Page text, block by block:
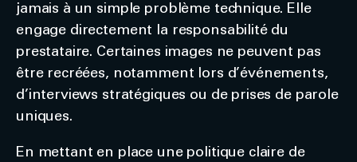
jamais à un simple problème technique. Elle
engage directement la responsabilité du
prestataire. Certaines images ne peuvent pas
être recréées, notamment lors d’événements,
d’interviews stratégiques ou de prises de parole
uniques.
En mettant en place une politique claire de